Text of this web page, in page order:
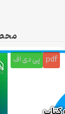
pdf پی دی اف